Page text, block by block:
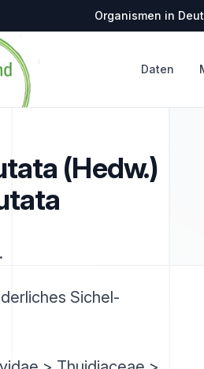
Organismen in
Daten
(Hedw.)
Sichel-